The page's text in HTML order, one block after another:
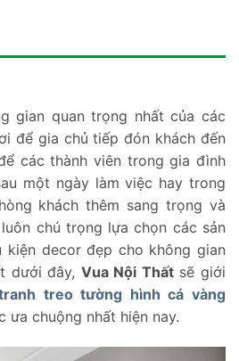
gian quan trọng nhất của các
để gia chủ tiếp đón khách đến
các thành viên trong gia đình
một ngày làm việc hay trong
khách thêm sang trọng và
chú trọng lựa chọn các sản
kiện decor đẹp cho không gian
dưới đây, Vua Nội Thấtsẽ giới
treo tường hình cá vàng
ưa chuộng nhất hiện nay.